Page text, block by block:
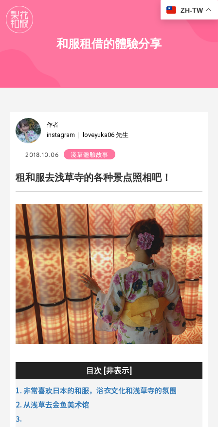
和服租借的體驗分享
作者
instagram｜ loveyuka06 先生
2018.10.06 淺草體驗故事
租和服去浅草寺的各种景点照相吧！
目次 [非表示]
1. 非常喜欢日本的和服，浴衣文化和浅草寺的氛围
2. 从浅草去金鱼美术馆
3.
ZH-TW